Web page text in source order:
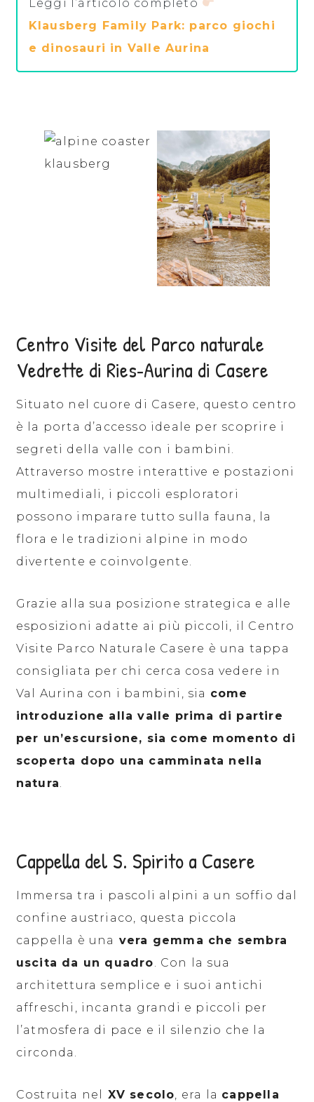
Leggi l’articolo completo
Klausberg Family Park: parco giochi
e dinosauri in Valle Aurina
Centro Visite del Parco naturale
Vedrette di Ries‑Aurina di Casere
Situato nel cuore di Casere, questo centro
è la porta d’accesso ideale per scoprire i
segreti della valle con i bambini.
Attraverso mostre interattive e postazioni
multimediali, i piccoli esploratori
possono imparare tutto sulla fauna, la
flora e le tradizioni alpine in modo
divertente e coinvolgente.
Grazie alla sua posizione strategica e alle
esposizioni adatte ai più piccoli, il Centro
Visite Parco Naturale Casere è una tappa
consigliata per chi cerca cosa vedere in
Val Aurina con i bambini, sia come
introduzione alla valle prima di partire
per un’escursione, sia come momento di
scoperta dopo una camminata nella
natura
Cappella del S. Spirito a Casere
Immersa tra i pascoli alpini a un soffio dal
confine austriaco, questa piccola
cappella è una vera gemma che sembra
uscita da un quadro . Con la sua
architettura semplice e i suoi antichi
affreschi, incanta grandi e piccoli per
l’atmosfera di pace e il silenzio che la
circonda.
Costruita nel XV secolo , era la cappella